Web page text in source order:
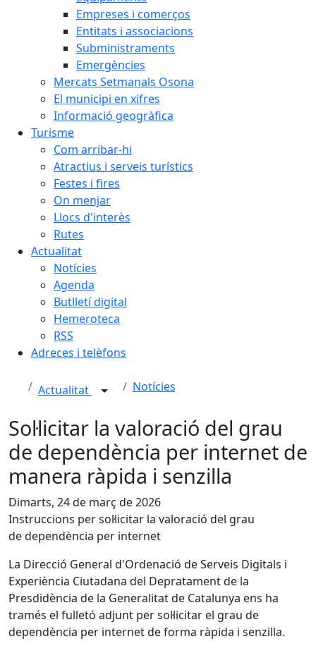
Empreses i comerços
Entitats i associacions
Subministraments
Emergències
Mercats Setmanals Osona
El municipi en xifres
Informació geogràfica
Turisme
Com arribar-hi
Atractius i serveis turístics
Festes i fires
On menjar
Llocs d'interès
Rutes
Actualitat
Notícies
Agenda
Butlletí digital
Hemeroteca
RSS
Adreces i telèfons
Actualitat Notícies
Sol·licitar la valoració del grau
de dependència per internet de
manera ràpida i senzilla
Dimarts, 24 de març de 2026
Instruccions per sol·licitar la valoració del grau
de dependència per internet
La Direcció General d'Ordenació de Serveis Digitals i
Experiència Ciutadana del Depratament de la
Presdidència de la Generalitat de Catalunya ens ha
tramés el fulletó adjunt per sol·licitar el grau de
dependència per internet de forma ràpida i senzilla.